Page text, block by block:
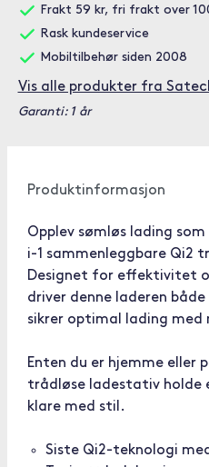
Frakt 59 kr, fri frakt over
Rask kundeservice
Mobiltilbehør siden 2008
Vis alle produkter fra
Garanti: 1 år
Produktinformasjon
Opplev sømløs lading
i-1 sammenleggbare Qi2
Designet for effektivitet
driver denne laderen både
sikrer optimal lading med
Enten du er hjemme eller
trådløse ladestativ holde
klare med stil.
Siste Qi2-teknologi